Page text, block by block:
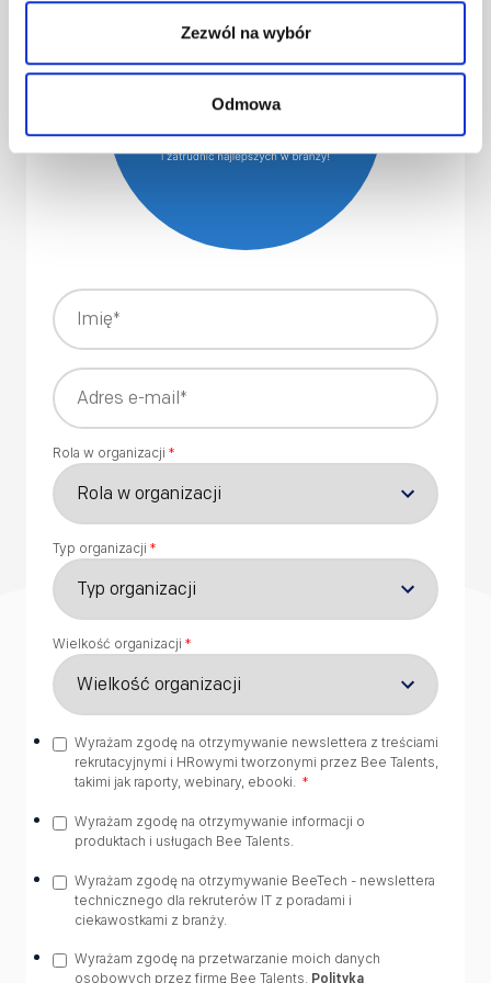
Zezwól na wybór
Odmowa
Rola w organizacji *
Typ organizacji *
Wielkość organizacji *
Wyrażam zgodę na otrzymywanie newslettera z treściami
rekrutacyjnymi i HRowymi tworzonymi przez Bee Talents,
takimi jak raporty, webinary, ebooki. *
Wyrażam zgodę na otrzymywanie informacji o
produktach i usługach Bee Talents.
Wyrażam zgodę na otrzymywanie BeeTech - newslettera
technicznego dla rekruterów IT z poradami i
ciekawostkami z branży.
Wyrażam zgodę na przetwarzanie moich danych
osobowych przez firmę Bee Talents. Polityka